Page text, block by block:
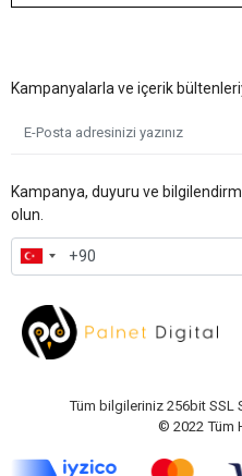
Kampanyalarla ve içerik
Kampanya, duyuru ve
olun.
Tüm bilgileriniz 256bit SSL
© 2022 Tüm